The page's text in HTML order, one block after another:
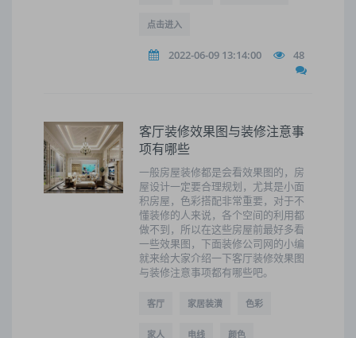
点击进入
2022-06-09 13:14:00 48
客厅装修效果图与装修注意事
项有哪些
一般房屋装修都是会看效果图的，房
屋设计一定要合理规划，尤其是小面
积房屋，色彩搭配非常重要，对于不
懂装修的人来说，各个空间的利用都
做不到，所以在这些房屋前最好多看
一些效果图，下面装修公司网的小编
就来给大家介绍一下客厅装修效果图
与装修注意事项都有哪些吧。
客厅 家居装潢 色彩
家人 电线 颜色